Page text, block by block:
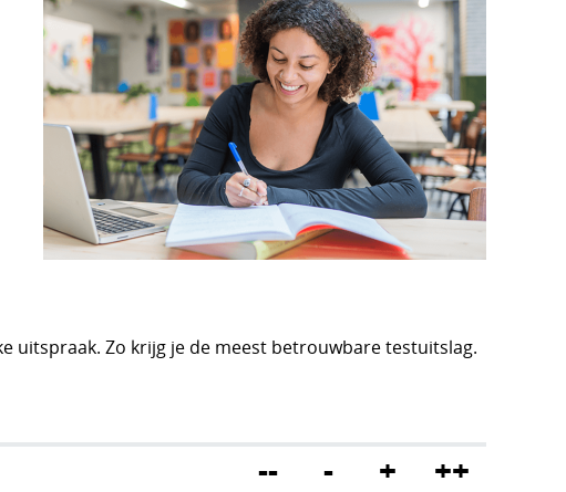
uitspraak. Zo krijg je de meest betrouwbare testuitslag.
-- - + ++